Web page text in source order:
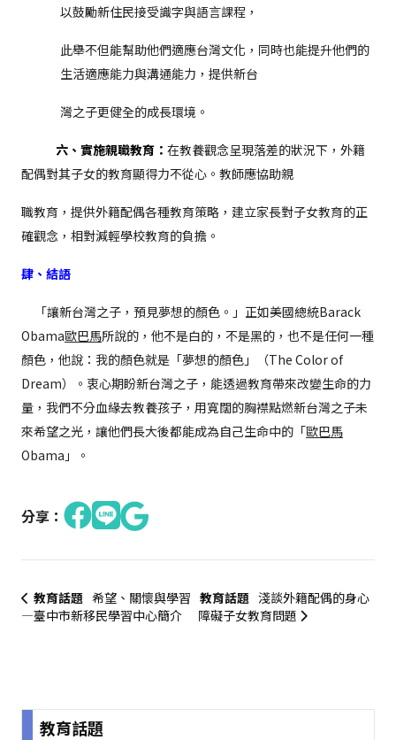
以鼓勵新住民接受識字與語言課程，
此舉不但能幫助他們適應台灣文化，同時也能提升他們的
生活適應能力與溝通能力，提供新台
灣之子更健全的成長環境。
六、實施親職教育： 在教養觀念呈現落差的狀況下，外籍
配偶對其子女的教育顯得力不從心。教師應協助親
職教育，提供外籍配偶各種教育策略，建立家長對子女教育的正
確觀念，相對減輕學校教育的負擔。
肆、結語
「讓新台灣之子，預見夢想的顏色。」正如美國總統Barack
Obama歐巴馬所說的，他不是白的，不是黑的，也不是任何一種
顏色，他說：我的顏色就是「夢想的顏色」（The Color of
Dream）。衷心期盼新台灣之子，能透過教育帶來改變生命的力
量，我們不分血緣去教養孩子，用寬闊的胸襟點燃新台灣之子未
來希望之光，讓他們長大後都能成為自己生命中的「歐巴馬
Obama」。
分享：
教育話題 希望、關懷與學習
—臺中市新移民學習中心簡介
教育話題 淺談外籍配偶的身心
障礙子女教育問題
:::教育話題